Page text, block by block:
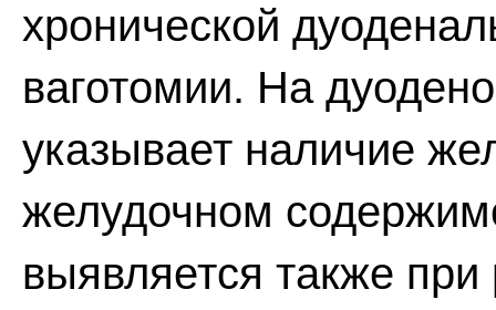
хронической
ваготомии. На
указывает наличие
желудочном
выявляется также при